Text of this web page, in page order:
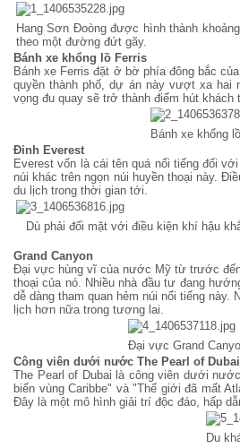
Hang Sơn Đoòng được hình thành
theo một đường đứt gãy.
Bánh xe khổng lồ Ferris
Bánh xe Ferris đặt ở bờ phía đông bắc
quyền thành phố, dự án này vượt xa hai
vọng đu quay sẽ trở thành điểm hút khách
Bánh xe khổng
Đỉnh Everest
Everest vốn là cái tên quá nổi tiếng đối
núi khác trên ngọn núi huyền thoại này.
du lịch trong thời gian tới.
Dù phải đối mặt với điều kiện khí hậu
Grand Canyon
Đại vực hùng vĩ của nước Mỹ từ trước đến
thoại của nó. Nhiều nhà đầu tư đang
dễ dàng tham quan hẻm núi nổi tiếng này.
lịch hơn nữa trong tương lai.
Đại vực Grand
Công viên dưới nước The Pearl of Dubai
The Pearl of Dubai là công viên dưới
biển vùng Caribbe" và "Thế giới đã mất
Đây là một mô hình giải trí độc đáo, hấp
Du